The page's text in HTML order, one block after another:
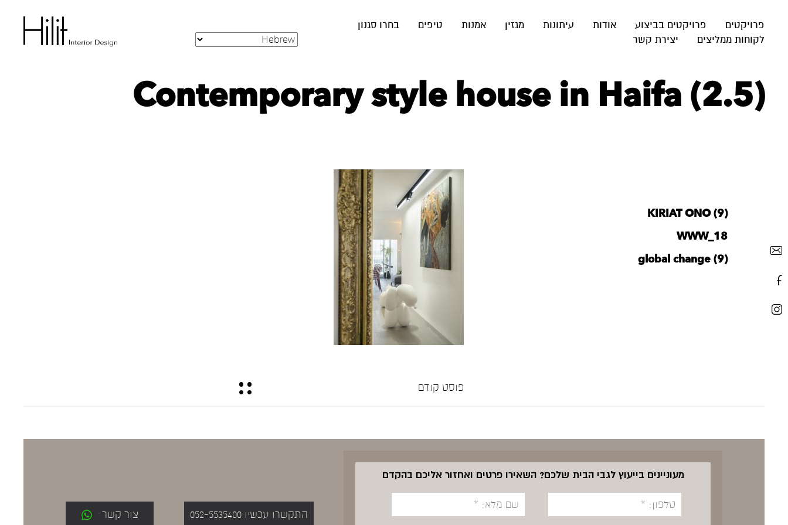
פרויקטים פרויקטים בביצוע אודות עיתונות מגזין אמנות טיפים
בחרו סגנון
לקוחות ממליצים
יצירת קשר
Contemporary style house in Haifa (2.5)
KIRIAT ONO (9)
WWW_18
global change (9)
פוסט קודם
מעוניינים בייעוץ לגבי הבית שלכם? השאירו פרטים ואחזור אליכם בהקדם
התקשרו עכשיו 052-5535400 צור קשר